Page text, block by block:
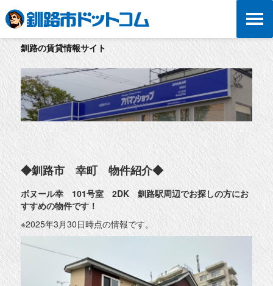
釧路の賃貸情報サイト
◆釧路市 幸町 物件紹介◆
ボヌール幸 101号室 2DK 釧路駅周辺でお探しの方にお
すすめの物件です！
※2025年3月30日時点の情報です。